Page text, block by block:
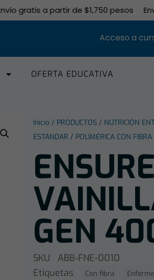
gratis a partir de $1,750 pesos Envío
Acceso a
OFERTA EDUCATIVA
Inicio / PRODUCTOS / NUTRICIÓN
ESTÁNDAR / POLIMÉRICA CON FIBRA
ENSURE
GEN
SKU
ABB-FNE-0010
Etiquetas
Con fibra ,